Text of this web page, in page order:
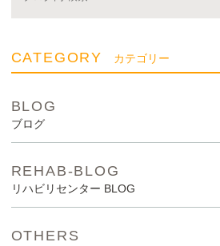
CATEGORY カテゴリー
BLOG
ブログ
REHAB-BLOG
リハビリセンター BLOG
OTHERS